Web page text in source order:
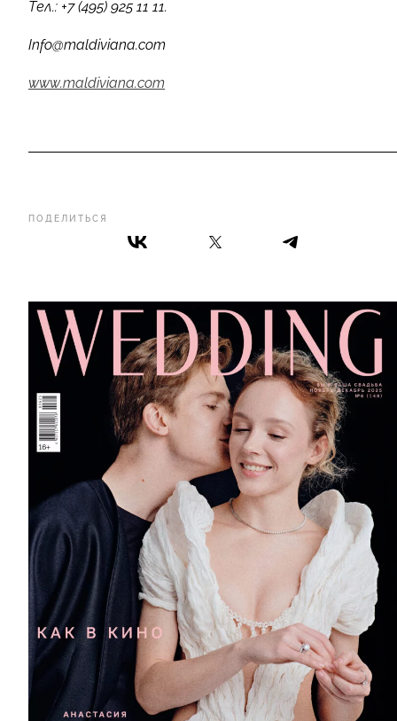
ПОДЕЛИТЬСЯ
Тел.: +7 (495) 925 11 11.
Info@maldiviana.com
www.maldiviana.com